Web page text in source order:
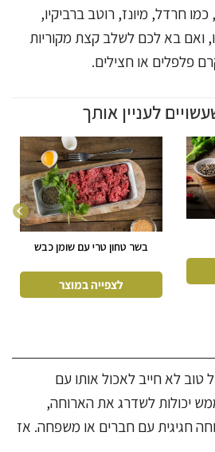
כמו חרדל, מיונז, רוטב ברביקיו,
ואם בא לכם לשלב קצת מקוריות
פלפלים או חצילים.
לעניין אותך
בשר טחון טרי עם שומן כבש
לא חייב לאכול אותו עם
יכולות לשדרג את הארוחה,
חגיגית עם חברים או משפחה. אז